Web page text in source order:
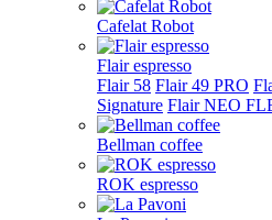
Cafelat Robot
Flair espresso
Flair 58 Flair 49 PRO
Signature Flair NEO
Bellman coffee
ROK espresso